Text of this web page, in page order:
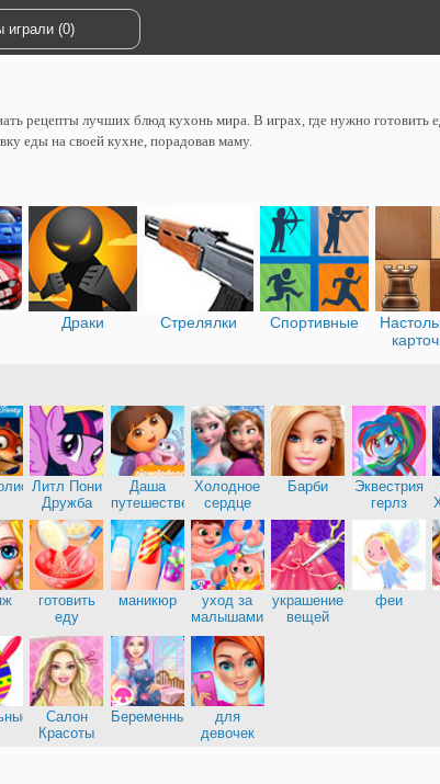
играли (0)
рецепты лучших блюд кухонь мира. В играх, где нужно готовить
еды на своей кухне, порадовав маму.
Драки Стрелялки Спортивные
Литл Пони
Дружба
Даша
путешественница
Холодное
сердце
Барби
Эквестрия
герлз
готовить
еду
маникюр
уход за
малышами
украшение
вещей
феи
Салон
Красоты
Беременные
для
девочек